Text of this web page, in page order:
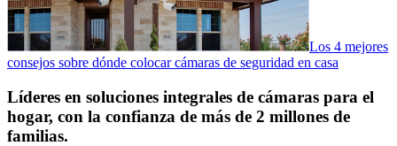
Los 4 mejores
consejos sobre dónde colocar cámaras de seguridad en casa
Líderes en soluciones integrales de cámaras para el
hogar, con la confianza de más de 2 millones de
familias.